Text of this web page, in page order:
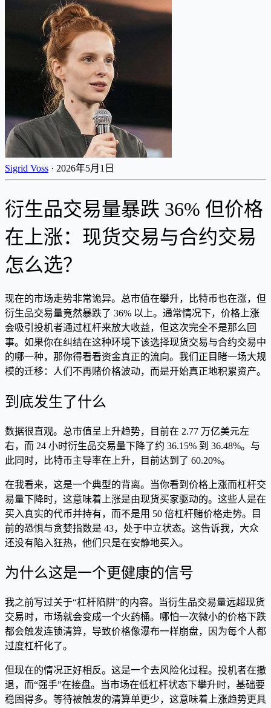
Sigrid Voss · 2026年5月1日
衍生品交易量暴跌 36% 但价格
在上涨：现货交易与合约交易
怎么选？
现在的市场走势非常诡异。总市值在攀升，比特币也在涨，但
衍生品交易量竟然暴跌了 36% 以上。通常情况下，价格上涨
会吸引投机者通过杠杆来放大收益，但这次完全不是那么回
事。如果你在纠结在这种环境下该选择现货交易与合约交易中
的哪一种，那你得看看资金真正的流向。我们正目睹一场大规
模的迁移：人们不再赌价格波动，而是开始真正地积累资产。
到底发生了什么
数据很直观。总市值呈上升趋势，目前在 2.77 万亿美元左
右，而 24 小时衍生品交易量下降了约 36.15% 到 36.48%。与
此同时，比特币主导率在上升，目前达到了 60.20%。
在我看来，这是一个典型的背离。当你看到价格上涨而杠杆交
易量下降时，这意味着上涨是由现货买家驱动的。这些人是在
买入真实的代币并持有，而不是用 50 倍杠杆赌价格走势。目
前的恐惧与贪婪指数是 43，处于中立状态。这告诉我，大众
还没有陷入狂热，他们只是在安静地买入。
为什么这是一个更健康的信号
我之前写过关于“杠杆陷阱”的内容。当衍生品交易量远超现货
交易时，市场就会变成一个火药桶。哪怕一次微小的价格下跌
都会触发连锁清算，导致价格像瀑布一样崩盘，因为每个人都
过度杠杆化了。
但现在的情况正好相反。这是一个去风险化过程。投机者在撤
退，而“强手”在接盘。当市场在低杠杆状态下攀升时，基础要
稳固得多。等待被触发的清算单更少，这意味着上涨趋势更具